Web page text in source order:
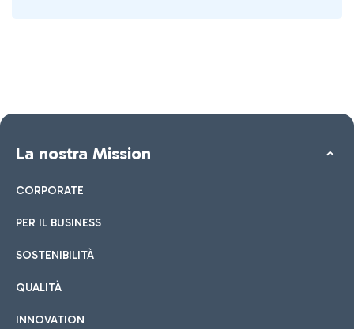
La nostra Mission
CORPORATE
PER IL BUSINESS
SOSTENIBILITÀ
QUALITÀ
INNOVATION